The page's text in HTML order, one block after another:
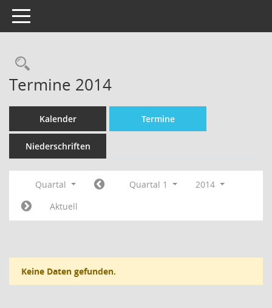
Toggle navigation
Termine 2014
Kalender Termine
Niederschriften
Quartal Quartal 1
2014
Aktuell
Keine Daten gefunden.